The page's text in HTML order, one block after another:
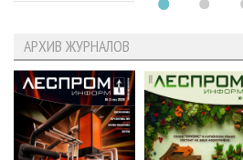
АРХИВ ЖУРНАЛОВ